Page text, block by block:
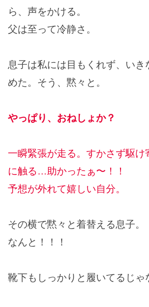
ら、声をかける。
父は至って冷静さ。
息子は私には目もくれず、いき
めた。そう、黙々と。
やっぱり、おねしょか？
一瞬緊張が走る。すかさず駆け
に触る…助かったぁ〜！！
予想が外れて嬉しい自分。
その横で黙々と着替える息子。
なんと！！！
靴下もしっかりと履いてるじゃ